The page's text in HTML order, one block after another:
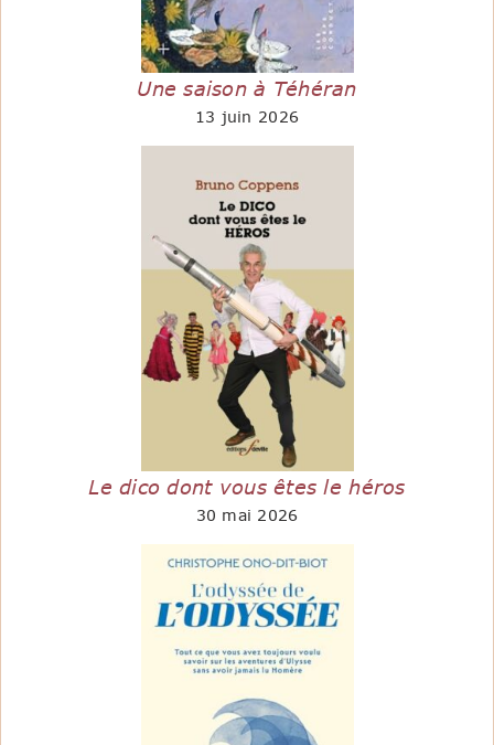
Une saison à Téhéran
13 juin 2026
Le dico dont vous êtes le héros
30 mai 2026